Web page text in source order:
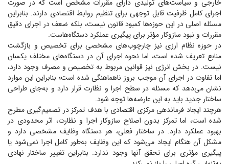
خارجی و سیاست‌های تولیدی دارای مقررات مشخص است که در صورت
اجرای کامل ظرفیت قابل توجهی برای تنظیم روابط اقتصادی دارند. بنابراین
مسئله اصلی در این حوزه‌ها کمبود قانون نیست، بلکه ضعف در اجرای دقیق
مقررات و نبود سازوکار مؤثر برای پیگیری عملکرد دستگاه‌هاست.
در حوزه نظام ارزی نیز چارچوب‌های مشخصی برای تخصیص و بازگشت
منابع تعریف شده است، اما نحوه اجرای آن در دستگاه‌های مختلف یکسان
نیست. در بخش انرژی نیز قوانین مربوط به تخصیص و مصرف وجود دارد،
اما تفاوت در اجرای آن موجب بروز ناهماهنگی شده است؛ بنابراین این موارد
نشان می‌دهد که مسئله در سطح اجرا و نظارت قرار دارد و به‌جای طراحی
ساختار جدید باید به این عارضه‌ها توجه شود.
هرچند ایجاد فرماندهی مرکزی اقتصادی با هدف تمرکز در تصمیم‌گیری مطرح
شده است، اما تمرکز بدون اصلاح سازوکار اجرا و نظارت، اثر محدودی در
بهبود عملکرد دارد. در ساختار فعلی، هر دستگاه وظایف مشخصی دارد و
مشکل آن هنگام ایجاد می‌شود که این وظایف به‌طور کامل اجرا نمی‌شود یا
پیگیری مؤثری برای تحقق آنها وجود ندارد. بنابراین تغییر ساختار نهادی